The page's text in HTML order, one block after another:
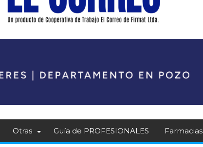
Otras Guía de PROFESIONALES Farmacias